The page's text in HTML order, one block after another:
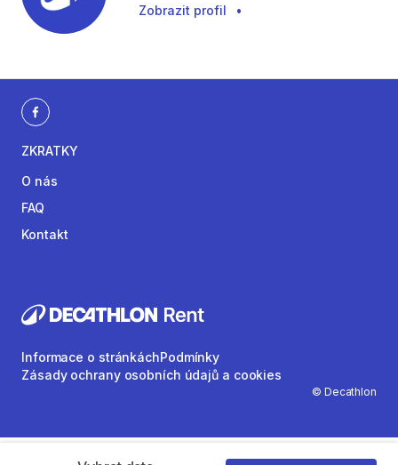
Zobrazit profil •
ZKRATKY
O nás
FAQ
Kontakt
© Decathlon
Informace o stránkáchPodmínky
Zásady ochrany osobních údajů a cookies